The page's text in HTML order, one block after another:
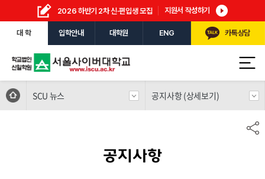
2026 하반기 2차 신·편입생 모집 지원서 작성하기
대 학 입학안내 대학원 ENG 카톡상담
SCU 뉴스 공지사항 (상세보기)
공지사항